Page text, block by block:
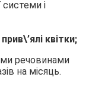
і
квітки;
речовинами
на місяць.